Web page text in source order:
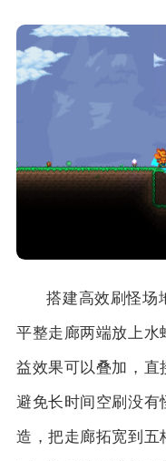
搭建高效刷怪场
平整走廊两端放上水
益效果可以叠加，直
避免长时间空刷没有
造，把走廊拓宽到五